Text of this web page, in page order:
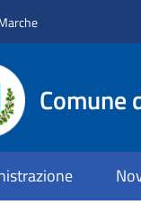
Comune